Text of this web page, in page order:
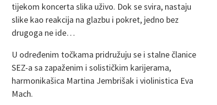
tijekom koncerta slika uživo. Dok se svira, nastaju
slike kao reakcija na glazbu i pokret, jedno bez
drugoga ne ide…
U određenim točkama pridružuju se i stalne članice
SEZ-a sa zapaženim i solističkim karijerama,
harmonikašica Martina Jembrišak i violinistica Eva
Mach.